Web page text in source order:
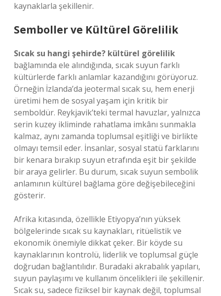
kaynaklarla şekillenir.
Semboller ve Kültürel Görelilik
Sıcak su hangi şehirde? kültürel görelilik
bağlamında ele alındığında, sıcak suyun farklı
kültürlerde farklı anlamlar kazandığını görüyoruz.
Örneğin İzlanda’da jeotermal sıcak su, hem enerji
üretimi hem de sosyal yaşam için kritik bir
semboldür. Reykjavik’teki termal havuzlar, yalnızca
serin kuzey ikliminde rahatlama imkânı sunmakla
kalmaz, aynı zamanda toplumsal eşitliği ve birlikte
olmayı temsil eder. İnsanlar, sosyal statü farklarını
bir kenara bırakıp suyun etrafında eşit bir şekilde
bir araya gelirler. Bu durum, sıcak suyun sembolik
anlamının kültürel bağlama göre değişebileceğini
gösterir.
Afrika kıtasında, özellikle Etiyopya’nın yüksek
bölgelerinde sıcak su kaynakları, ritüelistik ve
ekonomik önemiyle dikkat çeker. Bir köyde su
kaynaklarının kontrolü, liderlik ve toplumsal güçle
doğrudan bağlantılıdır. Buradaki akrabalık yapıları,
suyun paylaşımı ve kullanım öncelikleri ile şekillenir.
Sıcak su, sadece fiziksel bir kaynak değil, toplumsal